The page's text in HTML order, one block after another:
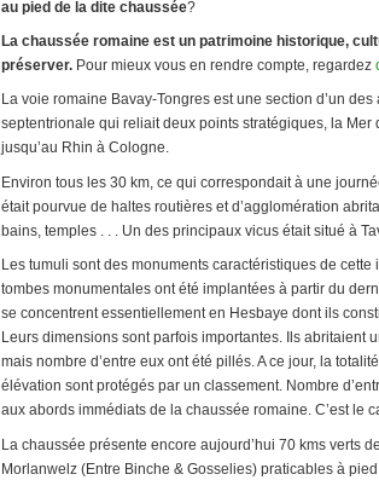
au pied de la dite chaussée?
La chaussée romaine est un patrimoine historique,
préserver. Pour mieux vous en rendre compte, regardez
La voie romaine Bavay-Tongres est une section d’un
septentrionale qui reliait deux points stratégiques, la
jusqu’au Rhin à Cologne.
Environ tous les 30 km, ce qui correspondait à une
était pourvue de haltes routières et d’agglomération
bains, temples . . . Un des principaux vicus était situé à
Les tumuli sont des monuments caractéristiques de cette
tombes monumentales ont été implantées à partir du
se concentrent essentiellement en Hesbaye dont ils
Leurs dimensions sont parfois importantes. Ils abritaient
mais nombre d’entre eux ont été pillés. A ce jour, la
élévation sont protégés par un classement. Nombre
aux abords immédiats de la chaussée romaine. C’est le
La chaussée présente encore aujourd’hui 70 kms verts
Morlanwelz (Entre Binche & Gosselies) praticables à